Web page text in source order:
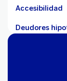
Accesibilidad
Deudores